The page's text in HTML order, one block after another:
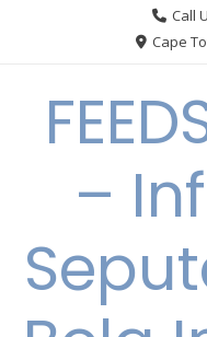
Call
Cape
–